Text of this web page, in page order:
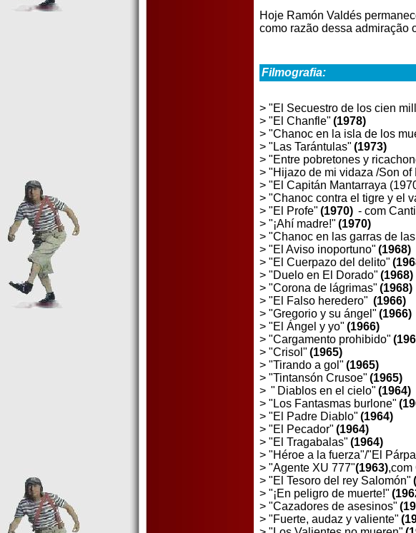
Hoje Ramón Valdés
como razão dessa admiração
Filmografia:
> "El Secuestro de los cien
> "El Chanfle" (1978)
> "Chanoc en la isla de los
> "Las Tarántulas" (1973)
> "Entre pobretones y
> "Hijazo de mi vidaza /Son of
> "El Capitán Mantarraya
> "Chanoc contra el tigre y el
> "El Profe" (1970) - com
> "¡Ahí madre!" (1970)
> "Chanoc en las garras de
> "El Aviso inoportuno" (1968)
> "El Cuerpazo del delito"
> "Duelo en El Dorado" (1968)
> "Corona de lágrimas" (1968)
> "El Falso heredero" (1966)
> "Gregorio y su ángel" (1966)
> "El Ángel y yo" (1966)
> "Cargamento prohibido"
> "Crisol" (1965)
> "Tirando a gol" (1965)
> "Tintansón Crusoe" (1965)
> " Diablos en el cielo" (1964)
> "Los Fantasmas burlone"
> "El Padre Diablo" (1964)
> "El Pecador" (1964)
> "El Tragabalas" (1964)
> "Héroe a la fuerza"/"El
> "Agente XU 777"(1963),com
> "El Tesoro del rey Salomón"
> "¡En peligro de muerte!"
> "Cazadores de asesinos"
> "Fuerte, audaz y valiente"